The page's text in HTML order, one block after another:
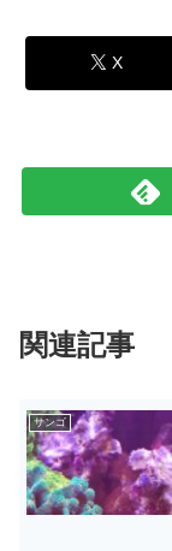
X
関連記事
サンゴ